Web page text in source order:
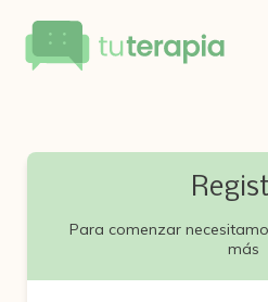
Para comenzar
más